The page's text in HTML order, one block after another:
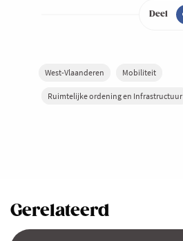
Deel
West-Vlaanderen Mobiliteit
Ruimtelijke ordening en Infrastructuur
Gerelateerd